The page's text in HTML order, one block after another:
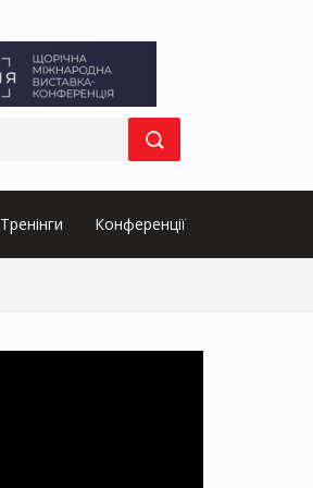
Тренінги Конференції